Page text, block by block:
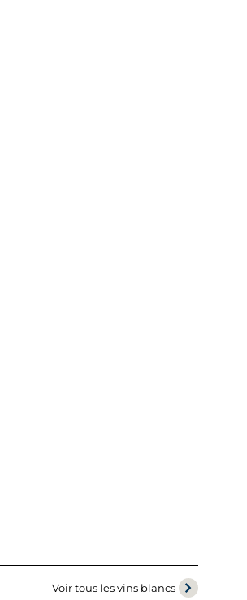
Voir tous les vins blancs